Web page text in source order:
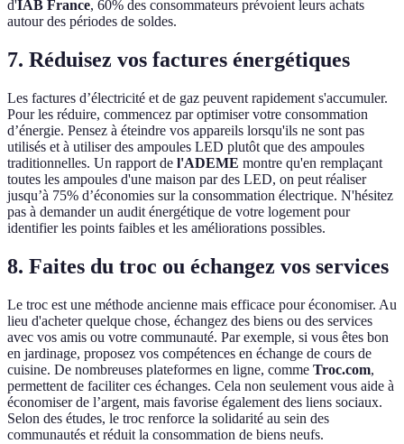
d'IAB France, 60% des consommateurs prévoient leurs achats
autour des périodes de soldes.
7. Réduisez vos factures énergétiques
Les factures d’électricité et de gaz peuvent rapidement s'accumuler.
Pour les réduire, commencez par optimiser votre consommation
d’énergie. Pensez à éteindre vos appareils lorsqu'ils ne sont pas
utilisés et à utiliser des ampoules LED plutôt que des ampoules
traditionnelles. Un rapport de l'ADEME montre qu'en remplaçant
toutes les ampoules d'une maison par des LED, on peut réaliser
jusqu’à 75% d’économies sur la consommation électrique. N'hésitez
pas à demander un audit énergétique de votre logement pour
identifier les points faibles et les améliorations possibles.
8. Faites du troc ou échangez vos services
Le troc est une méthode ancienne mais efficace pour économiser. Au
lieu d'acheter quelque chose, échangez des biens ou des services
avec vos amis ou votre communauté. Par exemple, si vous êtes bon
en jardinage, proposez vos compétences en échange de cours de
cuisine. De nombreuses plateformes en ligne, comme Troc.com,
permettent de faciliter ces échanges. Cela non seulement vous aide à
économiser de l’argent, mais favorise également des liens sociaux.
Selon des études, le troc renforce la solidarité au sein des
communautés et réduit la consommation de biens neufs.